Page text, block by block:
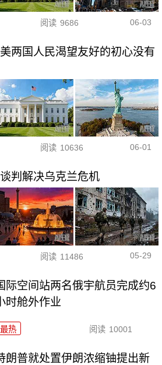
阅读 9686 06-03
两国人民渴望友好的初心没有
阅读 10636 06-01
判解决乌克兰危机
阅读 11486 05-29
际空间站两名俄宇航员完成约6
时舱外作业
最热 阅读 10001
朗普就处置伊朗浓缩铀提出新